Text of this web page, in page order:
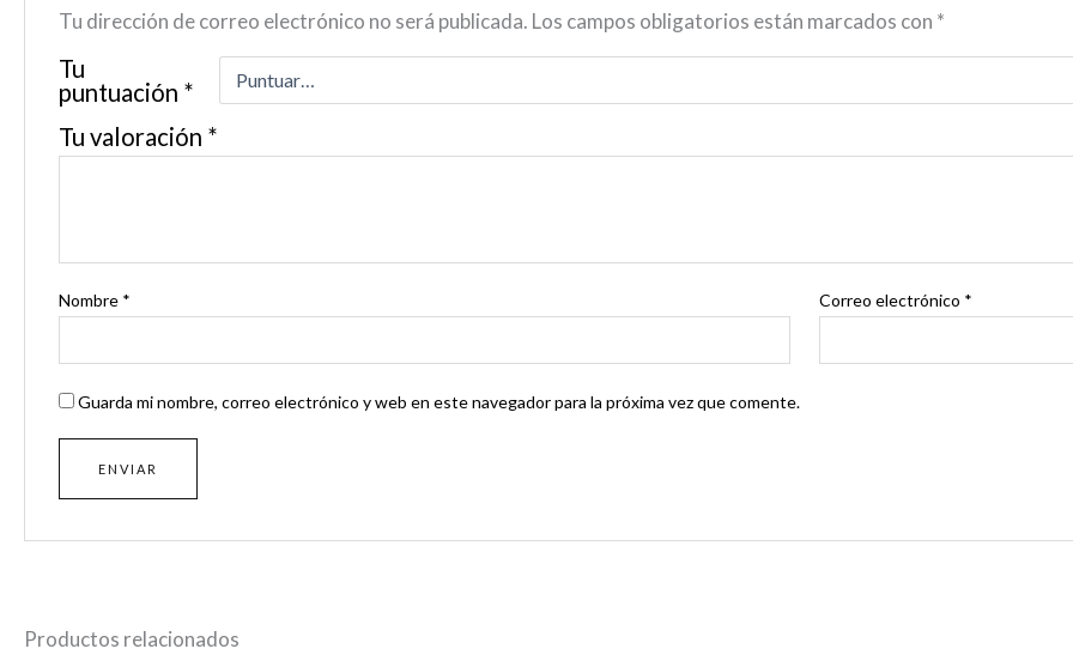
Tu dirección de correo electrónico no será publicada. Los campos obligatorios están marcados con *
Tu
puntuación *
Tu valoración *
Nombre * Correo electrónico *
Guarda mi nombre, correo electrónico y web en este navegador para la próxima vez que comente.
Productos relacionados